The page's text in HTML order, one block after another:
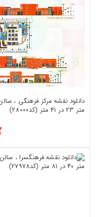
متر 23 در 41 متر (کد28000)